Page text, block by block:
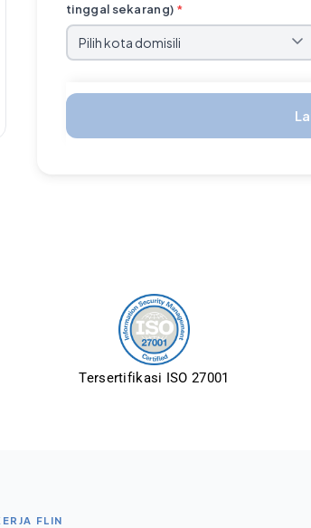
tinggal sekarang) *
Tersertifikasi ISO 27001
FLIN